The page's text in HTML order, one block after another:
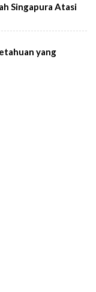
Singapura Atasi
yang